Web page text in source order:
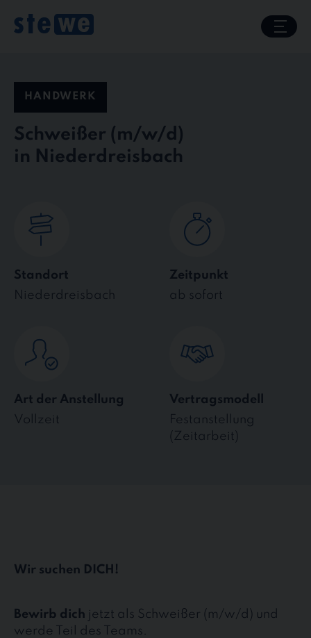
content
HANDWERK
Schweißer
in Niederdreisbach
Standort
Niederdreisbach
Zeitpunkt
ab sofort
Art der Anstellung
Vollzeit
Vertragsmodell
Festanstellung
(Zeitarbeit)
Wir suchen DICH!
Bewirb dich jetzt als Schweißer (m/w/d) und
werde Teil des Teams.